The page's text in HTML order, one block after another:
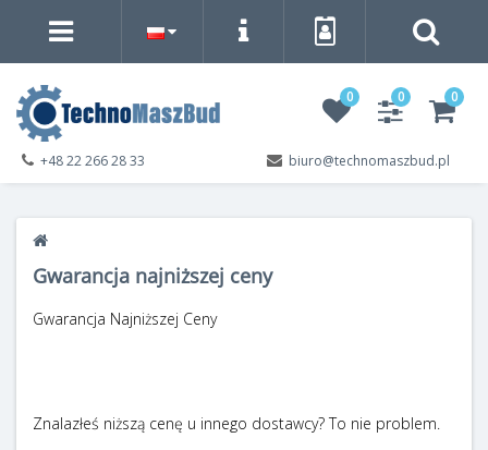
0 0 0
biuro@technomaszbud.pl
+48 22 266 28 33
Gwarancja najniższej ceny
Gwarancja Najniższej Ceny
Znalazłeś niższą cenę u innego dostawcy? To nie problem.